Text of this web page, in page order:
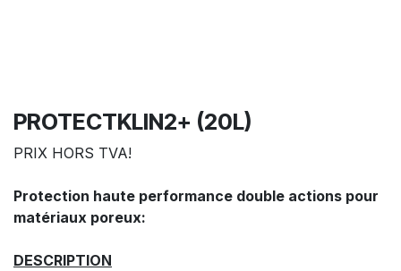
PROTECTKLIN2+ (20L)
PRIX HORS TVA!
Protection haute performance double actions pour
matériaux poreux:
DESCRIPTION